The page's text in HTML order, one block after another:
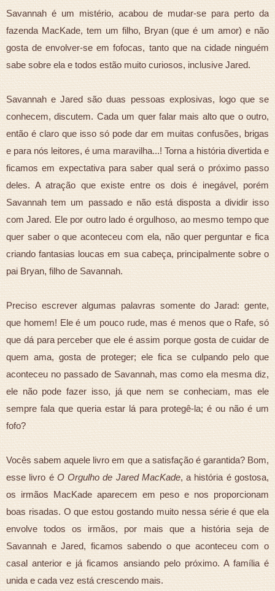
Savannah é um mistério, acabou de mudar-se para perto da
fazenda MacKade, tem um filho, Bryan (que é um amor) e não
gosta de envolver-se em fofocas, tanto que na cidade ninguém
sabe sobre ela e todos estão muito curiosos, inclusive Jared.
Savannah e Jared são duas pessoas explosivas, logo que se
conhecem, discutem. Cada um quer falar mais alto que o outro,
então é claro que isso só pode dar em muitas confusões, brigas
e para nós leitores, é uma maravilha...! Torna a história divertida e
ficamos em expectativa para saber qual será o próximo passo
deles. A atração que existe entre os dois é inegável, porém
Savannah tem um passado e não está disposta a dividir isso
com Jared. Ele por outro lado é orgulhoso, ao mesmo tempo que
quer saber o que aconteceu com ela, não quer perguntar e fica
criando fantasias loucas em sua cabeça, principalmente sobre o
pai Bryan, filho de Savannah.
Preciso escrever algumas palavras somente do Jarad: gente,
que homem! Ele é um pouco rude, mas é menos que o Rafe, só
que dá para perceber que ele é assim porque gosta de cuidar de
quem ama, gosta de proteger; ele fica se culpando pelo que
aconteceu no passado de Savannah, mas como ela mesma diz,
ele não pode fazer isso, já que nem se conheciam, mas ele
sempre fala que queria estar lá para protegê-la; é ou não é um
fofo?
Vocês sabem aquele livro em que a satisfação é garantida? Bom,
esse livro é O Orgulho de Jared MacKade, a história é gostosa,
os irmãos MacKade aparecem em peso e nos proporcionam
boas risadas. O que estou gostando muito nessa série é que ela
envolve todos os irmãos, por mais que a história seja de
Savannah e Jared, ficamos sabendo o que aconteceu com o
casal anterior e já ficamos ansiando pelo próximo. A família é
unida e cada vez está crescendo mais.